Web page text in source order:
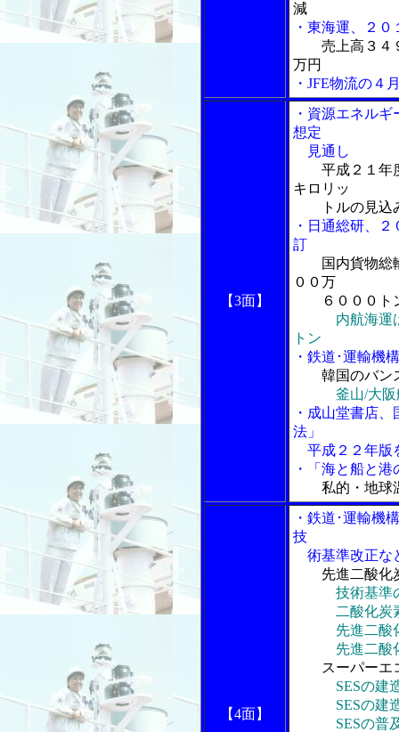
減
・東海運、２
売上高３４
万円
・JFE物流の４
【3面】
・資源エネル
想定
見通し
平成２１年
キロリッ
トルの見込
・日通総研、
訂
国内貨物総
００万
６０００ト
内航海運
トン
・鉄道･運輸機
韓国のバン
釜山/大
・成山堂書店
法」
平成２２年版
・「海と船と
私的・地
【4面】
・鉄道･運輸機
技
術基準改正な
先進二酸化
技術基準
二酸化炭素
先進二酸化
先進二酸化
スーパーエ
SESの建
SESの建造
SESの普